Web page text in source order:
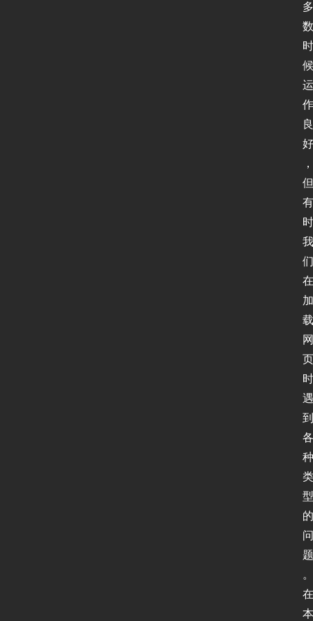
多
数
时
候
运
作
良
好
，
但
有
时
我
们
在
加
载
网
页
时
遇
到
各
种
类
型
的
问
题
。
在
本